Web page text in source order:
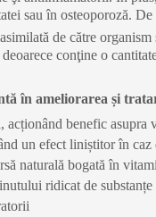
sau în osteoporoză.
de către
conţine o
în ameliorarea și
acționând benefic asupra
un efect liniștitor în caz
naturală bogată în
ridicat de substanțe